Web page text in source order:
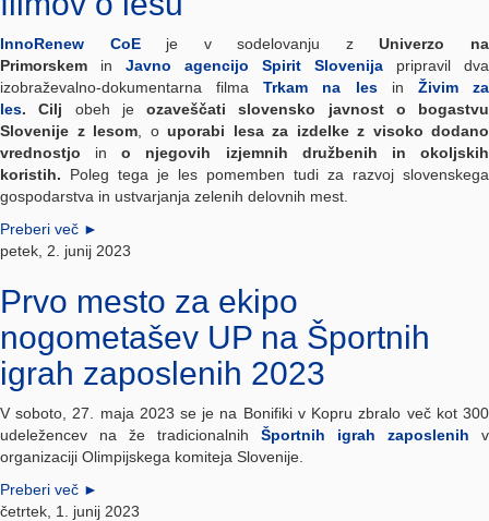
InnoRenew CoEje v sodelovanju zUniverzo na
Primorskem in Javno agencijo Spirit Slovenija pripravil dva
izobraževalno-dokumentarna filmaTrkam na les in Živim za
les. Cilj obeh je ozaveščati slovensko javnost o bogastvu
Slovenije z lesom , ouporabi lesa za izdelke z visoko dodano
vrednostjo ino njegovih izjemnih družbenih in okoljskih
koristih. Poleg tega je les pomemben tudi za razvoj slovenskega
gospodarstva in ustvarjanja zelenih delovnih mest.
Preberi več ►
petek, 2. junij 2023
Prvo mesto za ekipo
nogometašev UP na Športnih
igrah zaposlenih 2023
V soboto, 27. maja 2023 se je na Bonifiki v Kopru zbralo več kot 300
udeležencev na že tradicionalnih Športnih igrah zaposlenih v
organizaciji Olimpijskega komiteja Slovenije.
Preberi več ►
četrtek, 1. junij 2023